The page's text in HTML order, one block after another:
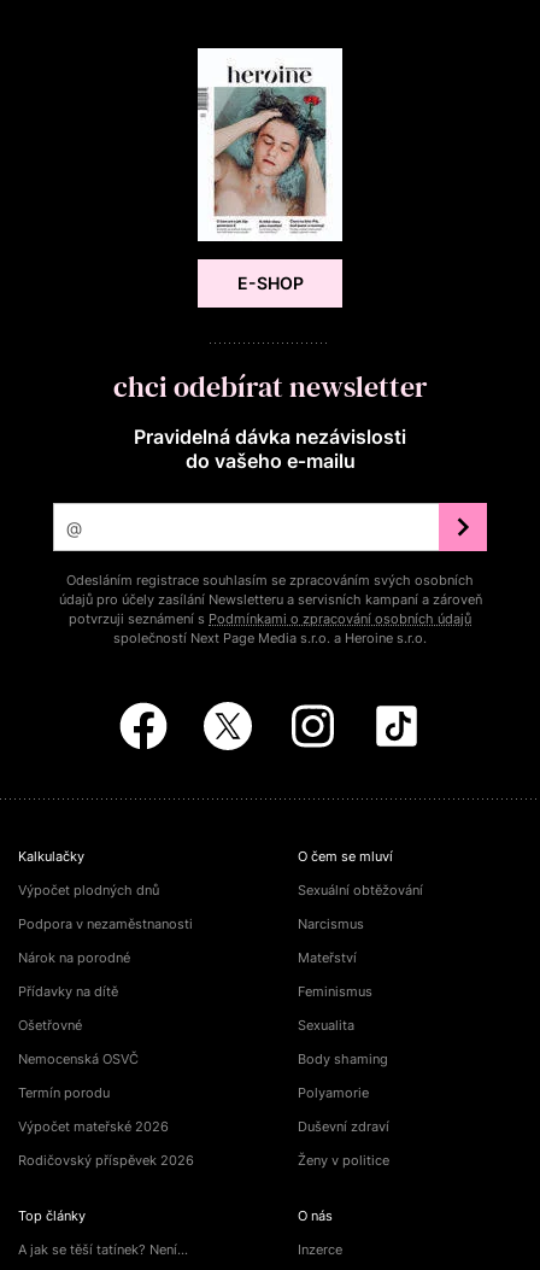
E-SHOP
chci odebírat newsletter
Pravidelná dávka nezávislosti
do vašeho e‑mailu
Odesláním registrace souhlasím se zpracováním svých osobních
údajů pro účely zasílání Newsletteru a servisních kampaní a zároveň
potvrzuji seznámení s Podmínkami o zpracování osobních údajů
společností Next Page Media s.r.o. a Heroine s.r.o.
Kalkulačky
Výpočet plodných dnů
Podpora v nezaměstnanosti
Nárok na porodné
Přídavky na dítě
Ošetřovné
Nemocenská OSVČ
Termín porodu
Výpočet mateřské 2026
Rodičovský příspěvek 2026
Top články
A jak se těší tatínek? Není…
O čem se mluví
Sexuální obtěžování
Narcismus
Mateřství
Feminismus
Sexualita
Body shaming
Polyamorie
Duševní zdraví
Ženy v politice
O nás
Inzerce